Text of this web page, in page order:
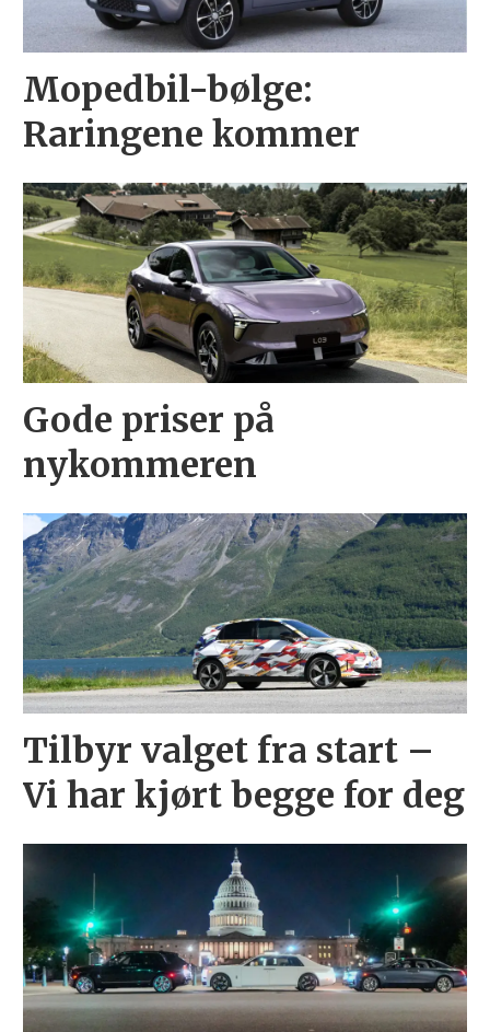
Mopedbil-bølge:
Raringene kommer
Gode priser på
nykommeren
Tilbyr valget fra start –
Vi har kjørt begge for deg